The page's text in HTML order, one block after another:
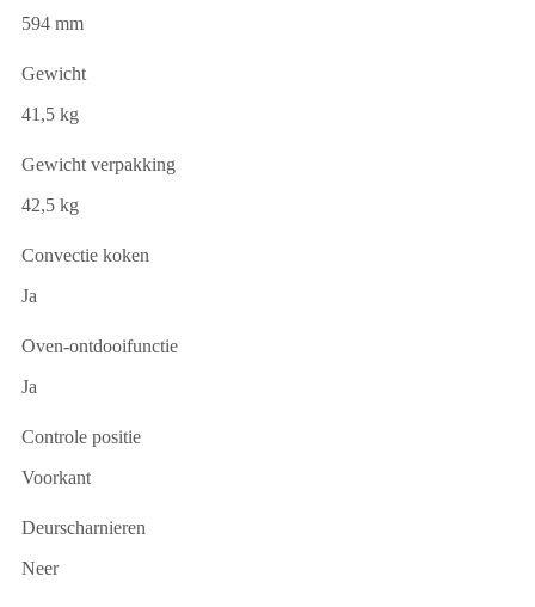
594 mm
Gewicht
41,5 kg
Gewicht verpakking
42,5 kg
Convectie koken
Ja
Oven-ontdooifunctie
Ja
Controle positie
Voorkant
Deurscharnieren
Neer